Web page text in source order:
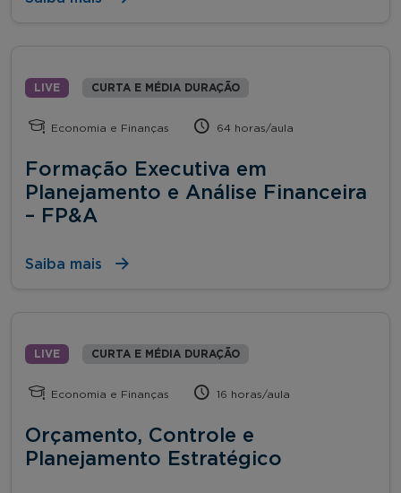
LIVE CURTA E MÉDIA DURAÇÃO
Economia e Finanças 64 horas/aula
Formação Executiva em
Planejamento e Análise Financeira
– FP&A
Saiba mais
LIVE CURTA E MÉDIA DURAÇÃO
Economia e Finanças 16 horas/aula
Orçamento, Controle e
Planejamento Estratégico